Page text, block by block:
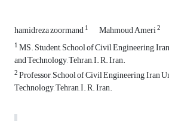
hamidreza zoormand1 Mahmoud Ameri2
1MS. Student, School of Civil Engineering,
and Technology, Tehran, I. R. Iran.
2Professor, School of Civil Engineering, Iran
Technology, Tehran, I. R. Iran.